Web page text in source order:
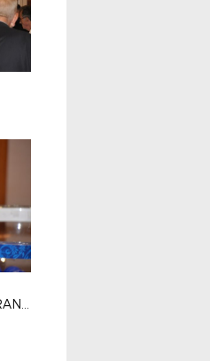
TIRAGE 5E TOUR DE COUPE DE FRANCE